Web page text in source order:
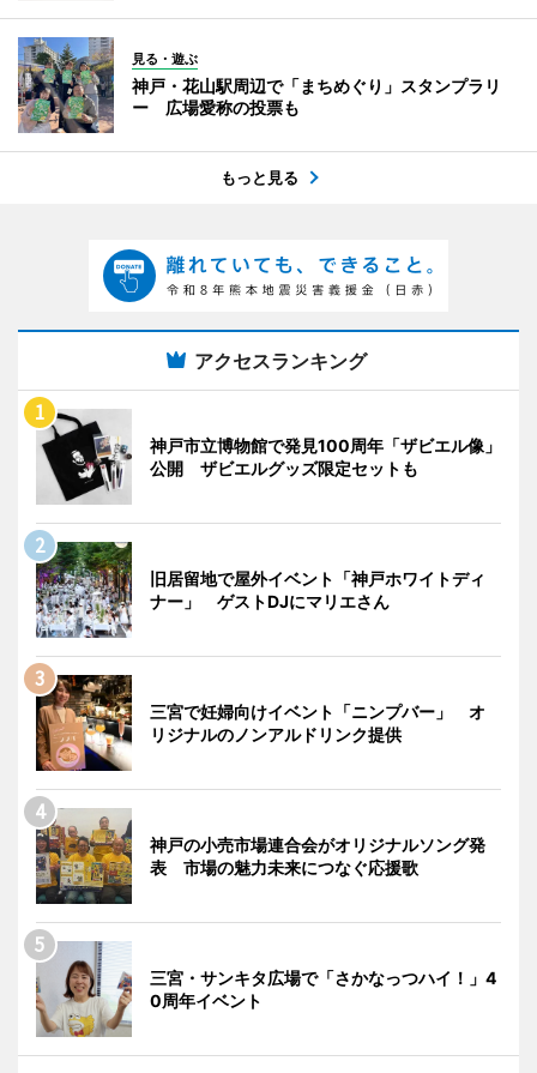
見る・遊ぶ
神戸・花山駅周辺で「まちめぐり」スタンプラリ
ー 広場愛称の投票も
もっと見る
アクセスランキング
神戸市立博物館で発見100周年「ザビエル像」
公開 ザビエルグッズ限定セットも
旧居留地で屋外イベント「神戸ホワイトディ
ナー」 ゲストDJにマリエさん
三宮で妊婦向けイベント「ニンプバー」 オ
リジナルのノンアルドリンク提供
神戸の小売市場連合会がオリジナルソング発
表 市場の魅力未来につなぐ応援歌
三宮・サンキタ広場で「さかなっつハイ！」4
0周年イベント